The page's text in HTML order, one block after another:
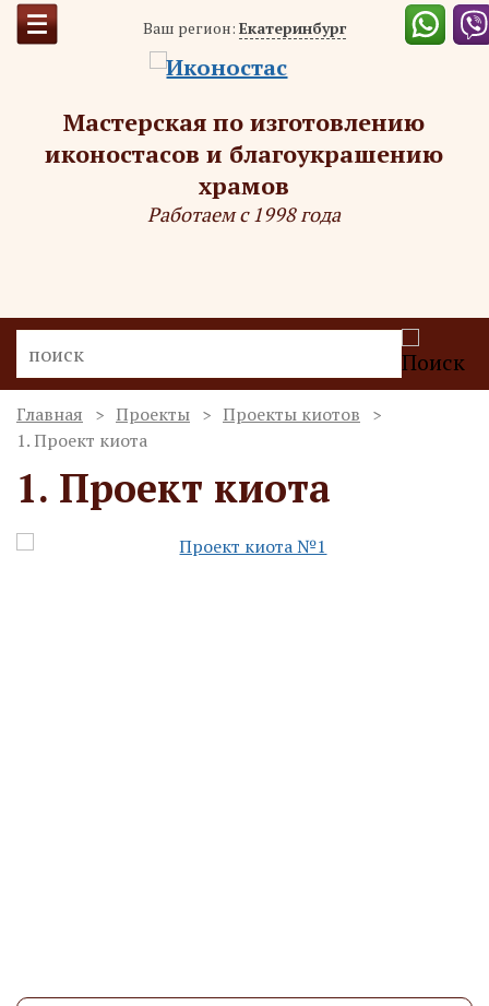
Ваш регион: Екатеринбург
Мастерская по изготовлению
иконостасов и благоукрашению
храмов
Работаем с 1998 года
Главная Проекты
Проекты киотов
1. Проект киота
1. Проект киота